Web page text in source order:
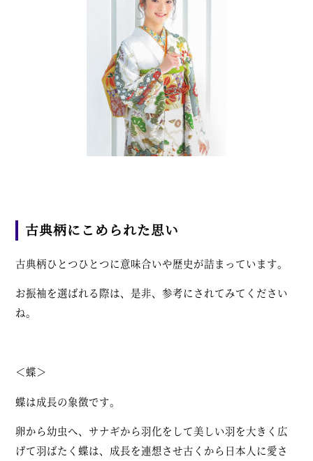
古典柄にこめられた思い
古典柄ひとつひとつに意味合いや歴史が詰まっています。
お振袖を選ばれる際は、是非、参考にされてみてください
ね。
＜蝶＞
蝶は成長の象徴です。
卵から幼虫へ、サナギから羽化をして美しい羽を大きく広
げて羽ばたく蝶は、成長を連想させ古くから日本人に愛さ